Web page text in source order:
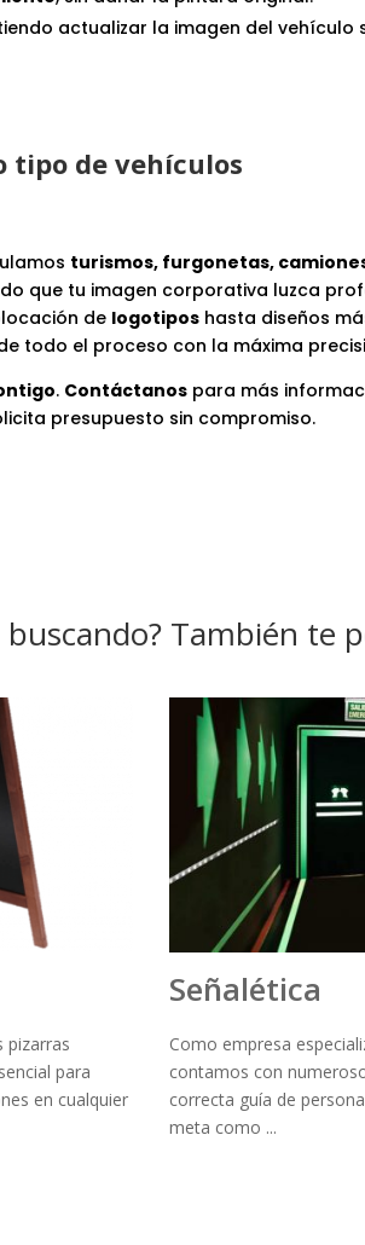
actualizar la imagen del vehículo
tipo de vehículos
turismos, furgonetas,
que tu imagen corporativa luzca
de logotipos hasta diseños
todo el proceso con la máxima
. Contáctanos para más
presupuesto sin compromiso.
buscando? También te
pizarras
para
en cualquier
Señalética
Como empresa
contamos con
correcta guía de
meta como ...